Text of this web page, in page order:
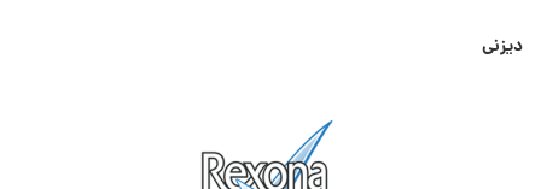
دیزنی